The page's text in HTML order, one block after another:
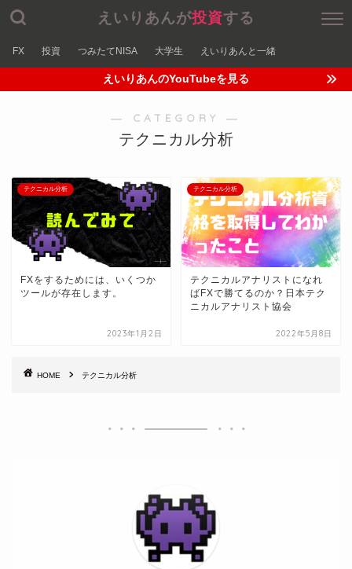
えいりあんが投資する
FX 投資 つみたてNISA 大学生 えいりあんと一緒
えいりあんのYouTubeを見る
― CATEGORY ―
テクニカル分析
テクニカル分析
FXをするためには、いくつか
ツールが存在します。
2023年1月2日
テクニカル分析
テクニカルアナリストになれ
ばFXで勝てるのか？日本テク
ニカルアナリスト協会
2022年5月8日
HOME テクニカル分析